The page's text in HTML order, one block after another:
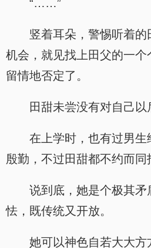
“……”
竖着耳朵，警惕听着
机会，就见找上田父的一
留情地否定了。
田甜未尝没有对自己以
在上学时，也有过男
殷勤，不过田甜都不约而同
说到底，她是个极其矛
怯，既传统又开放。
她可以神色自若大大